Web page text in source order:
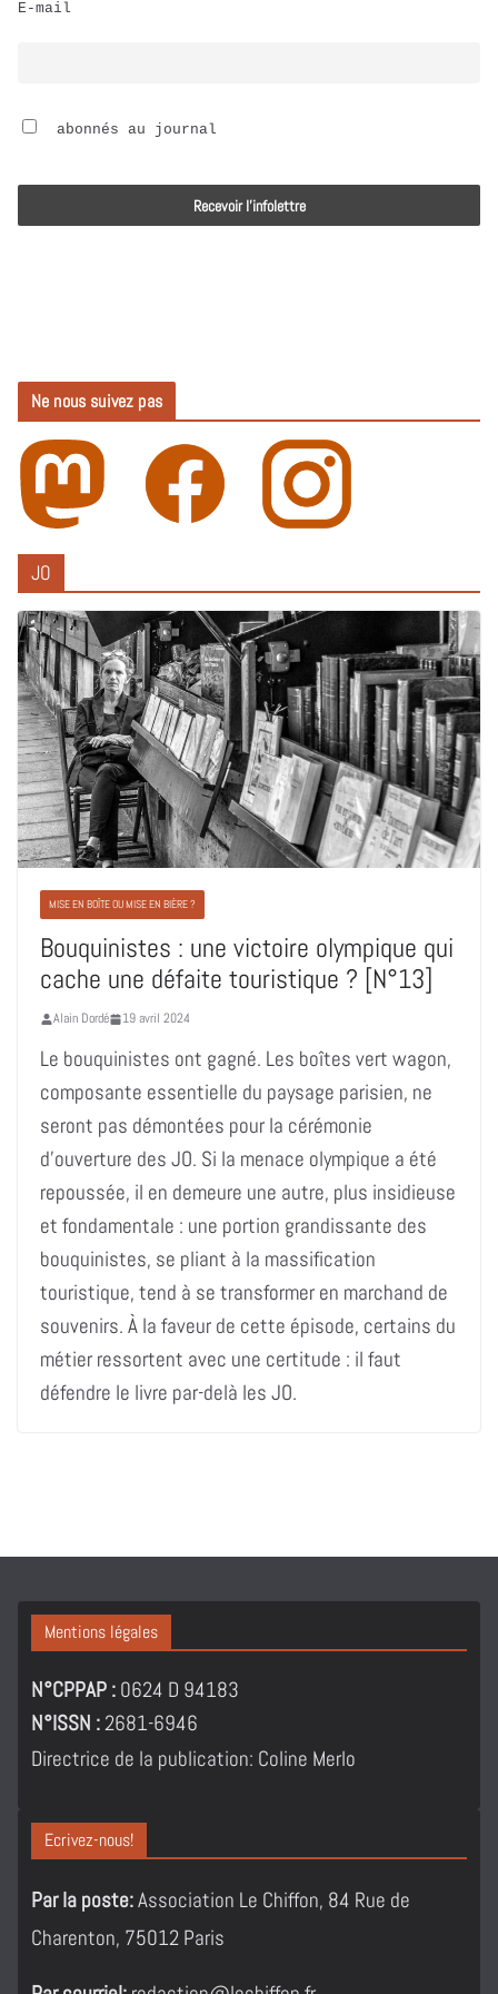
JO
MISE EN BOÎTE OU MISE EN BIÈRE ?
Bouquinistes : une victoire olympique qui
cache une défaite touristique ? [N°13]
Alain Dordé 19 avril 2024
Le bouquinistes ont gagné. Les boîtes vert wagon,
composante essentielle du paysage parisien, ne
seront pas démontées pour la cérémonie
d’ouverture des JO. Si la menace olympique a été
repoussée, il en demeure une autre, plus insidieuse
et fondamentale : une portion grandissante des
bouquinistes, se pliant à la massification
touristique, tend à se transformer en marchand de
souvenirs. À la faveur de cette épisode, certains du
métier ressortent avec une certitude : il faut
défendre le livre par-delà les JO.
iE-mail
abonnés au journal
Ne nous suivez pas
Mentions légales
N°CPPAP : 0624 D 94183
N°ISSN :2681-6946
Directrice de la publication: Coline Merlo
Ecrivez-nous!
Par la poste:Association Le Chiffon, 84 Rue de
Charenton, 75012 Paris